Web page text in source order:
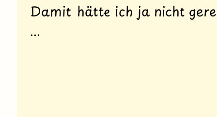
Damit hätte ich ja nicht
...